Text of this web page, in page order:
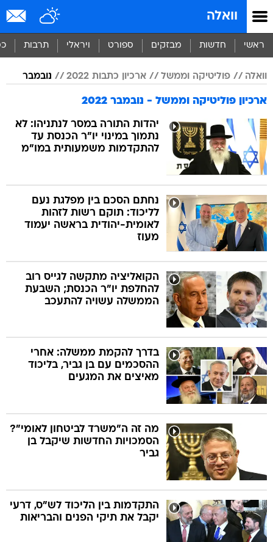
וואלה
ראשי חדשות מבזקים ספורט ויראלי תרבות
וואלה פוליטיקה וממשל ארכיון כתבות 2022 נובמבר
ארכיון פוליטיקה וממשל - נובמבר 2022
יהדות התורה במסר לנתניהו: לא
נתמוך במינוי יו"ר הכנסת עד
להתקדמות משמעותית במו"מ
נחתם הסכם בין מפלגת נעם
לליכוד: תוקם רשות לזהות
לאומית-יהודית בראשה יעמוד
מעוז
הקואליציה מתקשה לגייס רוב
להחלפת יו"ר הכנסת; השבעת
הממשלה עשויה להתעכב
בדרך להקמת ממשלה: אחרי
ההסכמים עם בן גביר, בליכוד
מאיצים את המגעים
מה זה ה"משרד לביטחון לאומי"?
הסמכויות החדשות שיקבל בן
גביר
התקדמות בין הליכוד לש"ס, דרעי
יקבל את תיקי הפנים והבריאות